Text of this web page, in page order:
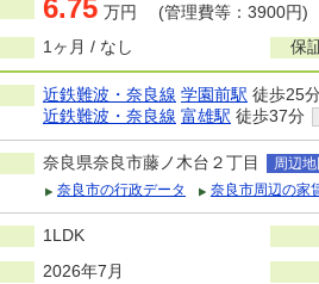
6.75 万円 (管理費等：3900円)
1ヶ月 / なし 保
近鉄難波・奈良線 学園前駅 徒歩25
近鉄難波・奈良線 富雄駅 徒歩37分
奈良県奈良市藤ノ木台２丁目
周辺
奈良市の行政データ
奈良市周辺の家
1LDK
2026年7月